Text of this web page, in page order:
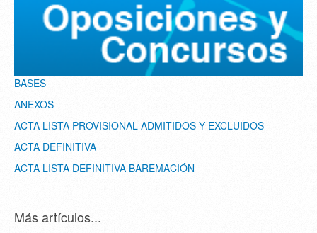
BASES
ANEXOS
ACTA LISTA PROVISIONAL ADMITIDOS Y EXCLUIDOS
ACTA DEFINITIVA
ACTA LISTA DEFINITIVA BAREMACIÓN
Más artículos...